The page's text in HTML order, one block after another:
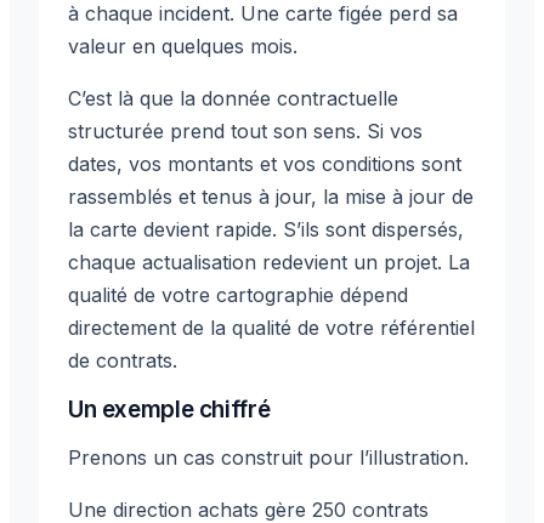
à chaque incident. Une carte figée perd sa
valeur en quelques mois.
C’est là que la donnée contractuelle
structurée prend tout son sens. Si vos
dates, vos montants et vos conditions sont
rassemblés et tenus à jour, la mise à jour de
la carte devient rapide. S’ils sont dispersés,
chaque actualisation redevient un projet. La
qualité de votre cartographie dépend
directement de la qualité de votre référentiel
de contrats.
Un exemple chiffré
Prenons un cas construit pour l’illustration.
Une direction achats gère 250 contrats